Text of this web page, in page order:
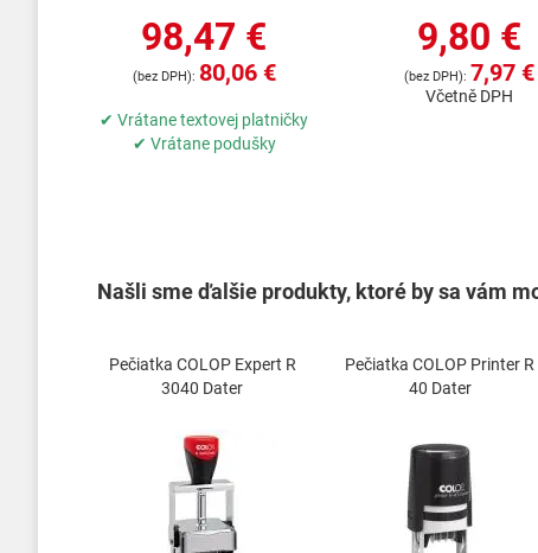
98,47 €
80,06 €
✔ Vrátane textovej platničky
✔ Vrátane podušky
9,80 €
7,97 €
Včetně DPH
Našli sme ďalšie produkty, ktoré by sa vám
Pečiatka COLOP Expert R
3040 Dater
Pečiatka COLOP Printer R
40 Dater